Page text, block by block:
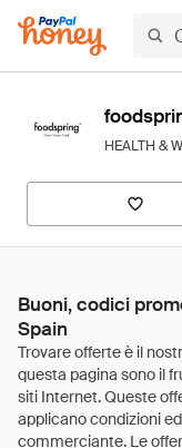
HEALTH &
Buoni, codici
Spain